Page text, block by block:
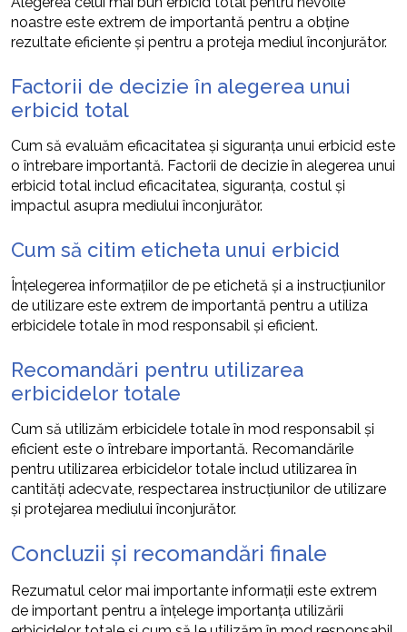
noastre este extrem de importantă pentru a obține
rezultate eficiente și pentru a proteja mediul înconjurător.
Factorii de decizie în alegerea unui
erbicid total
Cum să evaluăm eficacitatea și siguranța unui erbicid este
o întrebare importantă. Factorii de decizie în alegerea unui
erbicid total includ eficacitatea, siguranța, costul și
impactul asupra mediului înconjurător.
Cum să citim eticheta unui erbicid
Înțelegerea informațiilor de pe etichetă și a instrucțiunilor
de utilizare este extrem de importantă pentru a utiliza
erbicidele totale în mod responsabil și eficient.
Recomandări pentru utilizarea
erbicidelor totale
Cum să utilizăm erbicidele totale în mod responsabil și
eficient este o întrebare importantă. Recomandările
pentru utilizarea erbicidelor totale includ utilizarea în
cantități adecvate, respectarea instrucțiunilor de utilizare
și protejarea mediului înconjurător.
Concluzii și recomandări finale
Rezumatul celor mai importante informații este extrem
de important pentru a înțelege importanța utilizării